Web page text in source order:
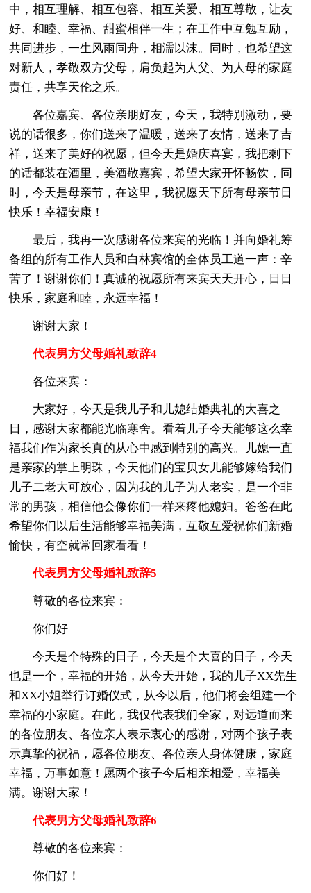
中，相互理解、相互包容、相互关爱、相互尊敬，让友
好、和睦、幸福、甜蜜相伴一生；在工作中互勉互励，
共同进步，一生风雨同舟，相濡以沫。同时，也希望这
对新人，孝敬双方父母，肩负起为人父、为人母的家庭
责任，共享天伦之乐。
各位嘉宾、各位亲朋好友，今天，我特别激动，要
说的话很多，你们送来了温暖，送来了友情，送来了吉
祥，送来了美好的祝愿，但今天是婚庆喜宴，我把剩下
的话都装在酒里，美酒敬嘉宾，希望大家开怀畅饮，同
时，今天是母亲节，在这里，我祝愿天下所有母亲节日
快乐！幸福安康！
最后，我再一次感谢各位来宾的光临！并向婚礼筹
备组的所有工作人员和白林宾馆的全体员工道一声：辛
苦了！谢谢你们！真诚的祝愿所有来宾天天开心，日日
快乐，家庭和睦，永远幸福！
谢谢大家！
代表男方父母婚礼致辞4
各位来宾：
大家好，今天是我儿子和儿媳结婚典礼的大喜之
日，感谢大家都能光临寒舍。看着儿子今天能够这么幸
福我们作为家长真的从心中感到特别的高兴。儿媳一直
是亲家的掌上明珠，今天他们的宝贝女儿能够嫁给我们
儿子二老大可放心，因为我的儿子为人老实，是一个非
常的男孩，相信他会像你们一样来疼他媳妇。爸爸在此
希望你们以后生活能够幸福美满，互敬互爱祝你们新婚
愉快，有空就常回家看看！
代表男方父母婚礼致辞5
尊敬的各位来宾：
你们好
今天是个特殊的日子，今天是个大喜的日子，今天
也是一个，幸福的开始，从今天开始，我的儿子XX先生
和XX小姐举行订婚仪式，从今以后，他们将会组建一个
幸福的小家庭。在此，我仅代表我们全家，对远道而来
的各位朋友、各位亲人表示衷心的感谢，对两个孩子表
示真挚的祝福，愿各位朋友、各位亲人身体健康，家庭
幸福，万事如意！愿两个孩子今后相亲相爱，幸福美
满。谢谢大家！
代表男方父母婚礼致辞6
尊敬的各位来宾：
你们好！